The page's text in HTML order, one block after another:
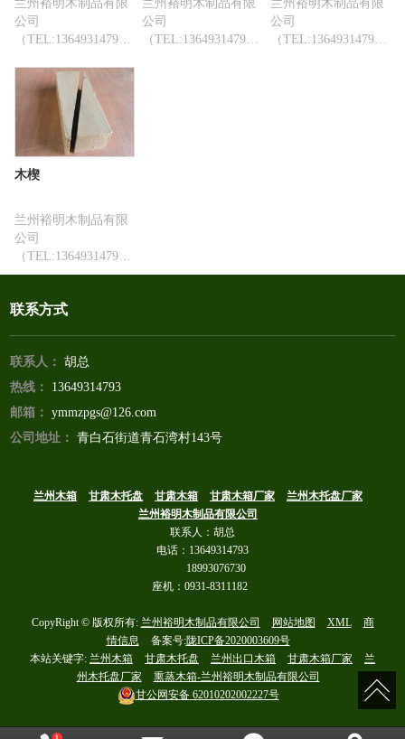
兰州裕明木制品有限
公司
（TEL:13649314793）
甘肃木托盘、兰州木
箱、出口木箱，兰州
木框架、木砧板、锯
末、废柴皮、木屑，
木包装箱及板材供应
为一体的生产型企
业。
兰州裕明木制品有限
公司
（TEL:13649314793）
兰州裕明木制品有限
公司
（TEL:13649314793）
木楔
兰州裕明木制品有限
公司
（TEL:13649314793）
是一家生产销售各类
箱、出口木箱，兰州
木包装箱及板材供应
为一体的生产型企
联系方式
联系人：
胡总
热线：
13649314793
邮箱：
ymmzpgs@126.com
公司地址：
青白石街道青石湾村143号
兰州木箱 甘肃木托盘 甘肃木箱 甘肃木箱厂家
兰州木托盘厂家
兰州裕明木制品有限公司
联系人：胡总
电话：13649314793
18993076730
座机：0931-8311182
CopyRight © 版权所有: 兰州裕明木制品有限公司 网站地图 XML
商
情信息
备案号:陇ICP备2020003609号
本站关键字: 兰州木箱 甘肃木托盘 兰州出口木箱 甘肃木箱厂家
兰
州木托盘厂家
熏蒸木箱-兰州裕明木制品有限公司
甘公网安备62010202002227号